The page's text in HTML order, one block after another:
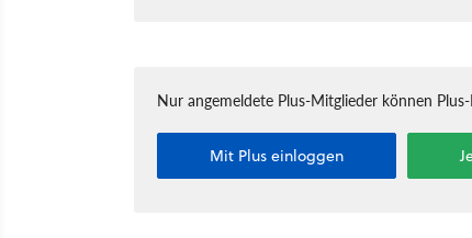
Nur angemeldete Plus-Mitglieder können
Mit Plus einloggen